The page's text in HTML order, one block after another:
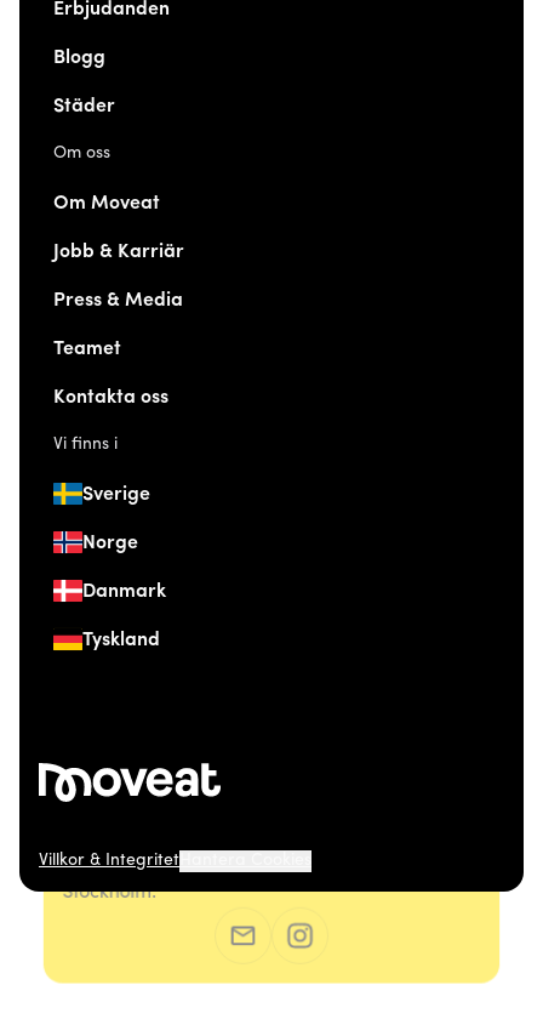
Erbjudanden
Blogg
Städer
Om oss
Om Moveat
Jobb & Karriär
Press & Media
Teamet
Kontakta oss
Vi finns i
Sverige
Norge
Danmark
Tyskland
Villkor & Integritet
© 2026 Moveat. Östermalmsgatan 26, 114 26
Stockholm.